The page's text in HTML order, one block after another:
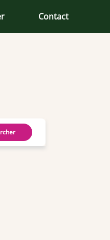
Contact